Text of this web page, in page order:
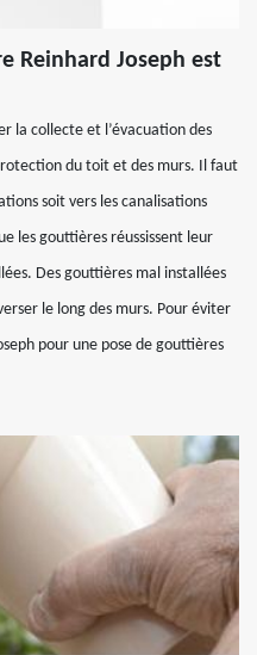
Reinhard Joseph est
la collecte et l’évacuation des
du toit et des murs. Il faut
soit vers les canalisations
les gouttières réussissent leur
Des gouttières mal installées
le long des murs. Pour éviter
pour une pose de gouttières